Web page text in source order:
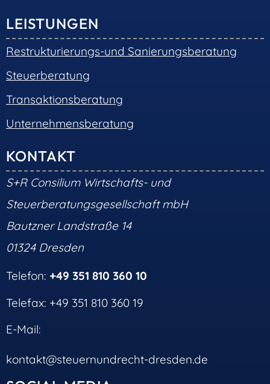
LEISTUNGEN
Restrukturierungs-und Sanierungsberatung
Steuerberatung
Transaktionsberatung
Unternehmensberatung
KONTAKT
S+R Consilium Wirtschafts- und
Steuerberatungsgesellschaft mbH
Bautzner Landstraße 14
01324 Dresden
Telefon: +49 351 810 360 10
Telefax: +49 351 810 360 19
E-Mail:
kontakt@steuernundrecht-dresden.de